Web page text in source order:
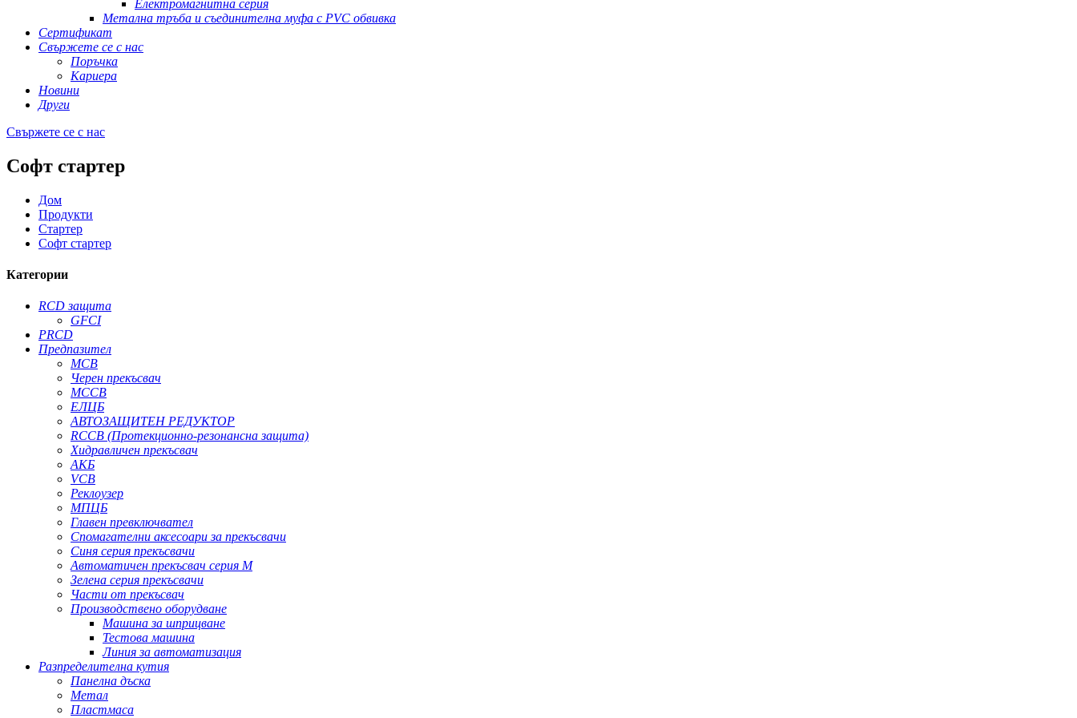
Електромагнитна серия
Метална тръба и съединителна муфа с PVC обвивка
Сертификат
Свържете се с нас
Поръчка
Кариера
Новини
Други
Свържете се с нас
Софт стартер
Дом
Продукти
Стартер
Софт стартер
Категории
RCD защита
GFCI
PRCD
Предпазител
MCB
Черен прекъсвач
MCCB
ЕЛЦБ
АВТОЗАЩИТЕН РЕДУКТОР
RCCB (Протекционно-резонансна защита)
Хидравличен прекъсвач
АКБ
VCB
Реклоузер
МПЦБ
Главен превключвател
Спомагателни аксесоари за прекъсвачи
Синя серия прекъсвачи
Автоматичен прекъсвач серия M
Зелена серия прекъсвачи
Части от прекъсвач
Производствено оборудване
Машина за шприцване
Тестова машина
Линия за автоматизация
Разпределителна кутия
Панелна дъска
Метал
Пластмаса